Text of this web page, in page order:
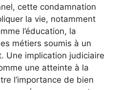
cette condamnation
la vie, notamment
l’éducation, la
métiers soumis à un
Une implication judiciaire
une atteinte à la
l’importance de bien